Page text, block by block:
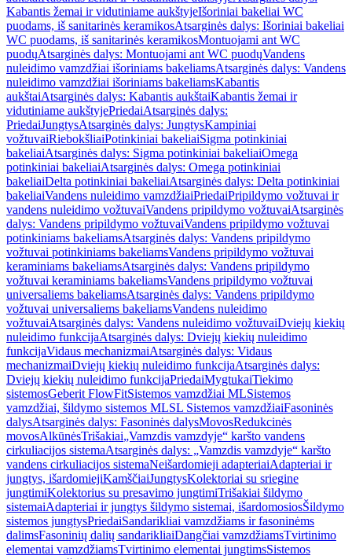
Kabantis žemai ir vidutiniame aukštyjeIšoriniai bakeliai WC
puodams, iš sanitarinės keramikosAtsarginės dalys: Išoriniai bakeliai
WC puodams, iš sanitarinės keramikosMontuojami ant WC
puodųAtsarginės dalys: Montuojami ant WC puodųVandens
nuleidimo vamzdžiai išoriniams bakeliamsAtsarginės dalys: Vandens
nuleidimo vamzdžiai išoriniams bakeliamsKabantis
aukštaiAtsarginės dalys: Kabantis aukštaiKabantis žemai ir
vidutiniame aukštyjePriedaiAtsarginės dalys:
PriedaiJungtysAtsarginės dalys: JungtysKampiniai
vožtuvaiRiebokšliaiPotinkiniai bakeliaiSigma potinkiniai
bakeliaiAtsarginės dalys: Sigma potinkiniai bakeliaiOmega
potinkiniai bakeliaiAtsarginės dalys: Omega potinkiniai
bakeliaiDelta potinkiniai bakeliaiAtsarginės dalys: Delta potinkiniai
bakeliaiVandens nuleidimo vamzdžiaiPriedaiPripildymo vožtuvai ir
vandens nuleidimo vožtuvaiVandens pripildymo vožtuvaiAtsarginės
dalys: Vandens pripildymo vožtuvaiVandens pripildymo vožtuvai
potinkiniams bakeliamsAtsarginės dalys: Vandens pripildymo
vožtuvai potinkiniams bakeliamsVandens pripildymo vožtuvai
keraminiams bakeliamsAtsarginės dalys: Vandens pripildymo
vožtuvai keraminiams bakeliamsVandens pripildymo vožtuvai
universaliems bakeliamsAtsarginės dalys: Vandens pripildymo
vožtuvai universaliems bakeliamsVandens nuleidimo
vožtuvaiAtsarginės dalys: Vandens nuleidimo vožtuvaiDviejų kiekių
nuleidimo funkcijaAtsarginės dalys: Dviejų kiekių nuleidimo
funkcijaVidaus mechanizmaiAtsarginės dalys: Vidaus
mechanizmaiDviejų kiekių nuleidimo funkcijaAtsarginės dalys:
Dviejų kiekių nuleidimo funkcijaPriedaiMygtukaiTiekimo
sistemosGeberit FlowFitSistemos vamzdžiai MLSistemos
vamzdžiai, šildymo sistemos MLSL Sistemos vamzdžiaiFasoninės
dalysAtsarginės dalys: Fasoninės dalysMovosRedukcinės
movosAlkūnėsTrišakiai„Vamzdis vamzdyje“ karšto vandens
cirkuliacijos sistemaAtsarginės dalys: „Vamzdis vamzdyje“ karšto
vandens cirkuliacijos sistemaNeišardomieji adapteriaiAdapteriai ir
jungtys, išardomiejiKamščiaiJungtysKolektoriai su sriegine
jungtimiKolektorius su presavimo jungtimiTrišakiai šildymo
sistemaiAdapteriai ir jungtys šildymo sistemai, išardomosiosŠildymo
sistemos jungtysPriedaiSandarikliai vamzdžiams ir fasoninėms
dalimsFasoninių dalių sandarikliaiDangčiai vamzdžiamsTvirtinimo
elementai vamzdžiamsTvirtinimo elementai jungtimsSistemos